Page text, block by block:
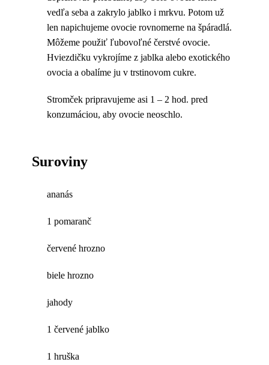
vedľa seba a zakrylo jablko i mrkvu. Potom už
len napichujeme ovocie rovnomerne na špáradlá.
Môžeme použiť ľubovoľné čerstvé ovocie.
Hviezdičku vykrojíme z jablka alebo exotického
ovocia a obalíme ju v trstinovom cukre.
Stromček pripravujeme asi 1 – 2 hod. pred
konzumáciou, aby ovocie neoschlo.
Suroviny
ananás
1 pomaranč
červené hrozno
biele hrozno
jahody
1 červené jablko
1 hruška